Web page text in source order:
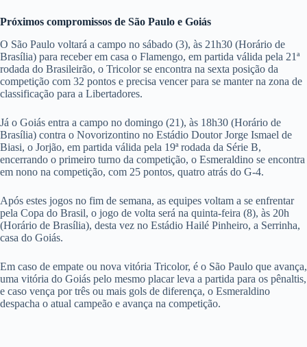
Próximos compromissos de São Paulo e Goiás
O São Paulo voltará a campo no sábado (3), às 21h30 (Horário de
Brasília) para receber em casa o Flamengo, em partida válida pela 21ª
rodada do Brasileirão, o Tricolor se encontra na sexta posição da
competição com 32 pontos e precisa vencer para se manter na zona de
classificação para a Libertadores.
Já o Goiás entra a campo no domingo (21), às 18h30 (Horário de
Brasília) contra o Novorizontino no Estádio Doutor Jorge Ismael de
Biasi, o Jorjão, em partida válida pela 19ª rodada da Série B,
encerrando o primeiro turno da competição, o Esmeraldino se encontra
em nono na competição, com 25 pontos, quatro atrás do G-4.
Após estes jogos no fim de semana, as equipes voltam a se enfrentar
pela Copa do Brasil, o jogo de volta será na quinta-feira (8), às 20h
(Horário de Brasília), desta vez no Estádio Hailé Pinheiro, a Serrinha,
casa do Goiás.
Em caso de empate ou nova vitória Tricolor, é o São Paulo que avança,
uma vitória do Goiás pelo mesmo placar leva a partida para os pênaltis,
e caso vença por três ou mais gols de diferença, o Esmeraldino
despacha o atual campeão e avança na competição.